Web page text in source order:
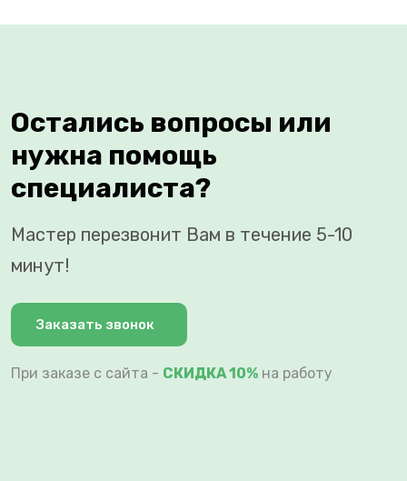
Остались вопросы или
нужна помощь
специалиста?
Мастер перезвонит Вам в течение 5-10
минут!
Заказать звонок
При заказе с сайта - СКИДКА 10% на работу